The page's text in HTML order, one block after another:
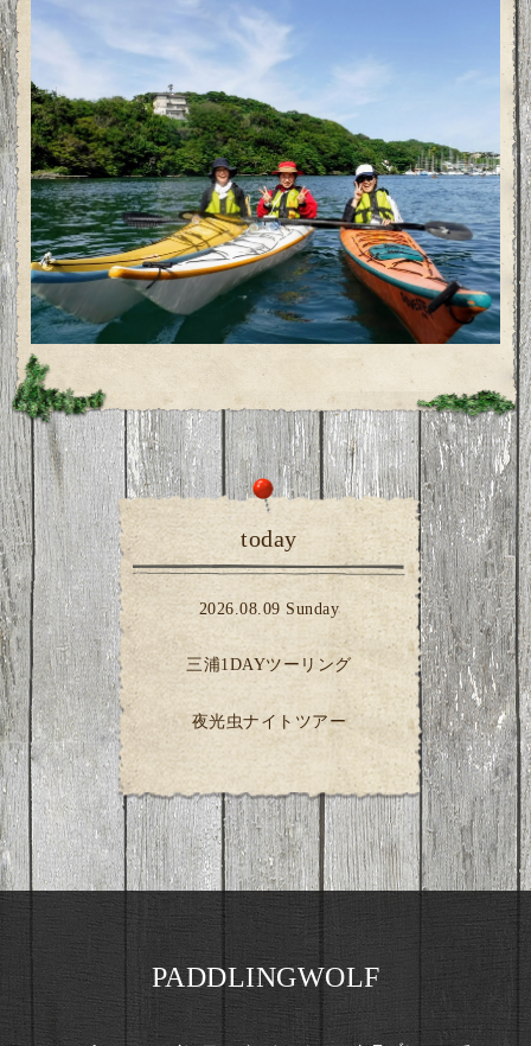
today
2026.08.09 Sunday
三浦1DAYツーリング
夜光虫ナイトツアー
PADDLINGWOLF